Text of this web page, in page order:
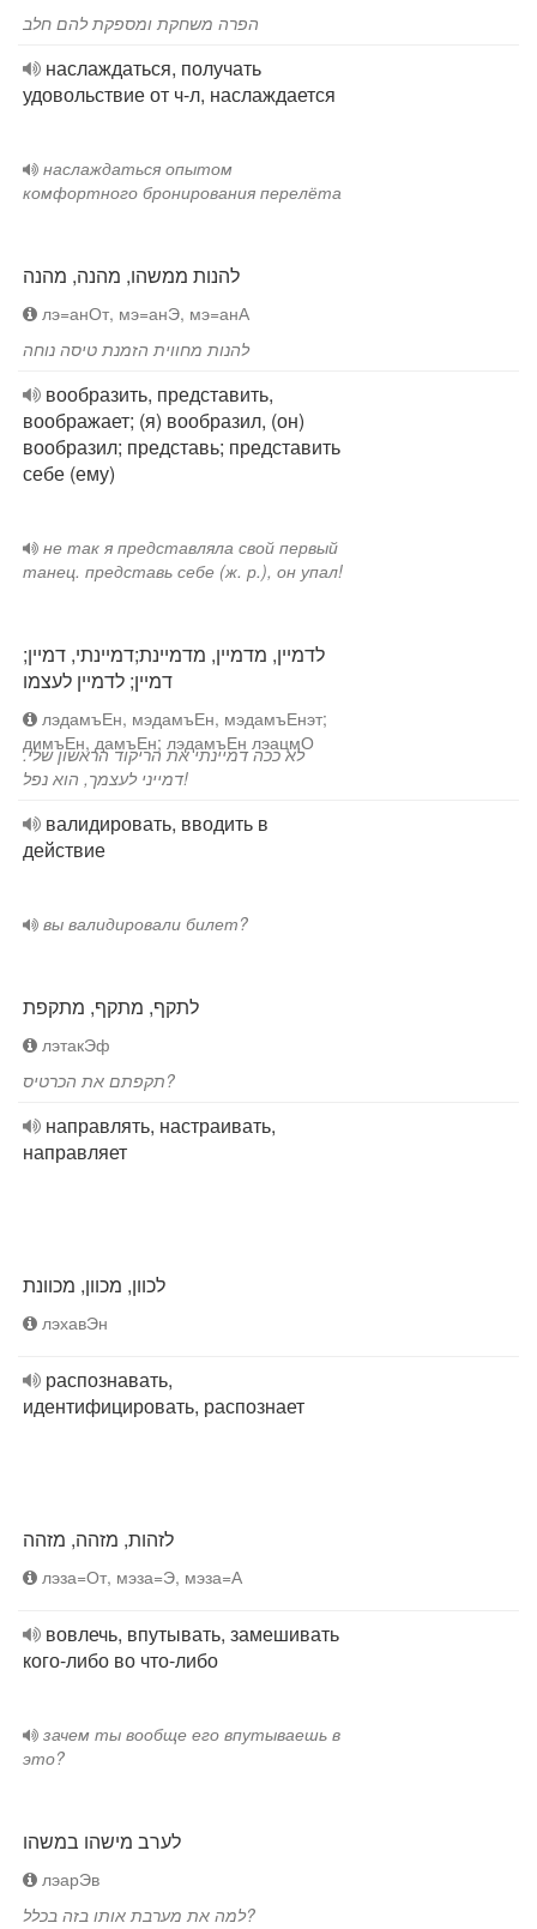
הפרה משחקת ומספקת להם חלב
наслаждаться, получать
удовольствие от ч-л, наслаждается
наслаждаться опытом
комфортного бронирования перелёта
להנות ממשהו, מהנה, מהנה
лэ=анОт, мэ=анЭ, мэ=анА
להנות מחווית הזמנת טיסה נוחה
вообразить, представить,
воображает; (я) вообразил, (он)
вообразил; представь; представить
себе (ему)
не так я представляла свой первый
танец. представь себе (ж. р.), он упал!
לדמיין, מדמיין, מדמיינת;דמיינתי, דמיין;
דמיין; לדמיין לעצמו
лэдамъЕн, мэдамъЕн, мэдамъЕнэт;
димъЕн, дамъЕн; лэдамъЕн лэацмО
לא ככה דמיינתי את הריקוד הראשון שלי.
דמייני לעצמך, הוא נפל!
валидировать, вводить в
действие
вы валидировали билет?
לתקף, מתקף, מתקפת
лэтакЭф
תקפתם את הכרטיס?
направлять, настраивать,
направляет
לכוון, מכוון, מכוונת
лэхавЭн
распознавать,
идентифицировать, распознает
לזהות, מזהה, מזהה
лэза=От, мэза=Э, мэза=А
вовлечь, впутывать, замешивать
кого-либо во что-либо
зачем ты вообще его впутываешь в
это?
לערב מישהו במשהו
лэарЭв
למה את מערבת אותו בזה בכלל?